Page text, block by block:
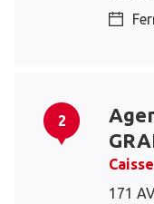
2
171